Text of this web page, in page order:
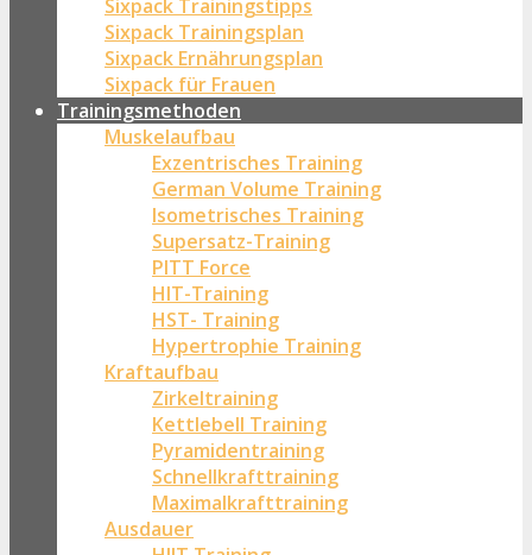
Sixpack Trainingstipps
Sixpack Trainingsplan
Sixpack Ernährungsplan
Sixpack für Frauen
Trainingsmethoden
Muskelaufbau
Exzentrisches Training
German Volume Training
Isometrisches Training
Supersatz-Training
PITT Force
HIT-Training
HST- Training
Hypertrophie Training
Kraftaufbau
Zirkeltraining
Kettlebell Training
Pyramidentraining
Schnellkrafttraining
Maximalkrafttraining
Ausdauer